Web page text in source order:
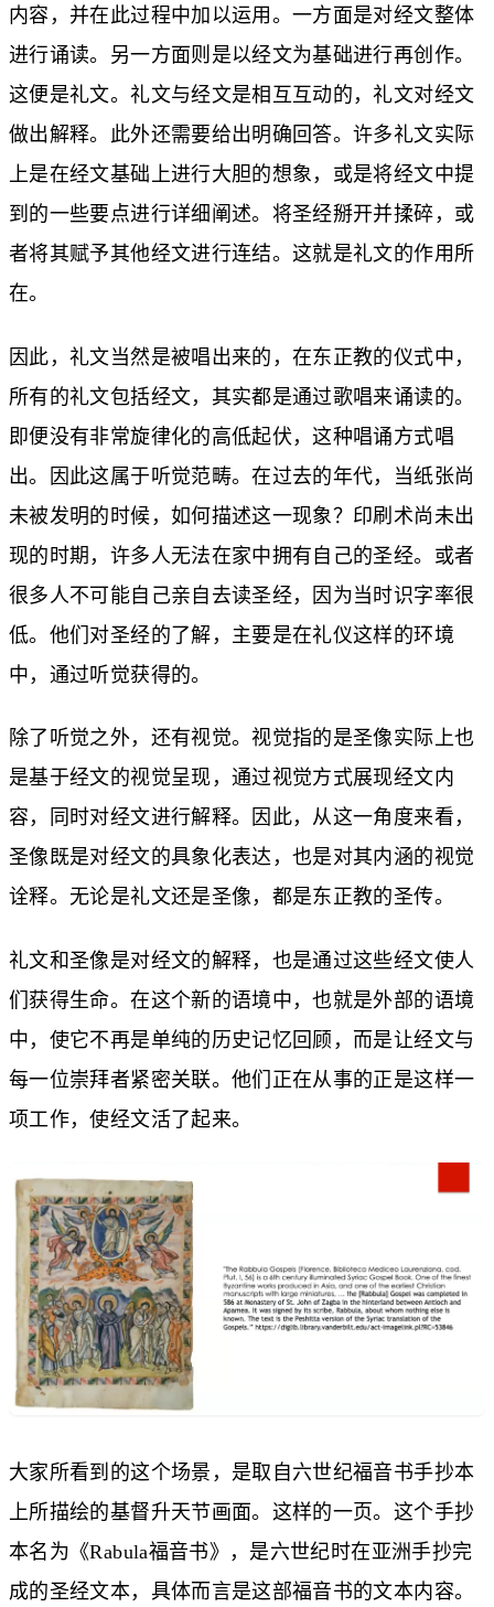
内容，并在此过程中加以运用。一方面是对经文整体
进行诵读。另一方面则是以经文为基础进行再创作。
这便是礼文。礼文与经文是相互互动的，礼文对经文
做出解释。此外还需要给出明确回答。许多礼文实际
上是在经文基础上进行大胆的想象，或是将经文中提
到的一些要点进行详细阐述。将圣经掰开并揉碎，或
者将其赋予其他经文进行连结。这就是礼文的作用所
在。
因此，礼文当然是被唱出来的，在东正教的仪式中，
所有的礼文包括经文，其实都是通过歌唱来诵读的。
即便没有非常旋律化的高低起伏，这种唱诵方式唱
出。因此这属于听觉范畴。在过去的年代，当纸张尚
未被发明的时候，如何描述这一现象？印刷术尚未出
现的时期，许多人无法在家中拥有自己的圣经。或者
很多人不可能自己亲自去读圣经，因为当时识字率很
低。他们对圣经的了解，主要是在礼仪这样的环境
中，通过听觉获得的。
除了听觉之外，还有视觉。视觉指的是圣像实际上也
是基于经文的视觉呈现，通过视觉方式展现经文内
容，同时对经文进行解释。因此，从这一角度来看，
圣像既是对经文的具象化表达，也是对其内涵的视觉
诠释。无论是礼文还是圣像，都是东正教的圣传。
礼文和圣像是对经文的解释，也是通过这些经文使人
们获得生命。在这个新的语境中，也就是外部的语境
中，使它不再是单纯的历史记忆回顾，而是让经文与
每一位崇拜者紧密关联。他们正在从事的正是这样一
项工作，使经文活了起来。
大家所看到的这个场景，是取自六世纪福音书手抄本
上所描绘的基督升天节画面。这样的一页。这个手抄
本名为《Rabula福音书》，是六世纪时在亚洲手抄完
成的圣经文本，具体而言是这部福音书的文本内容。